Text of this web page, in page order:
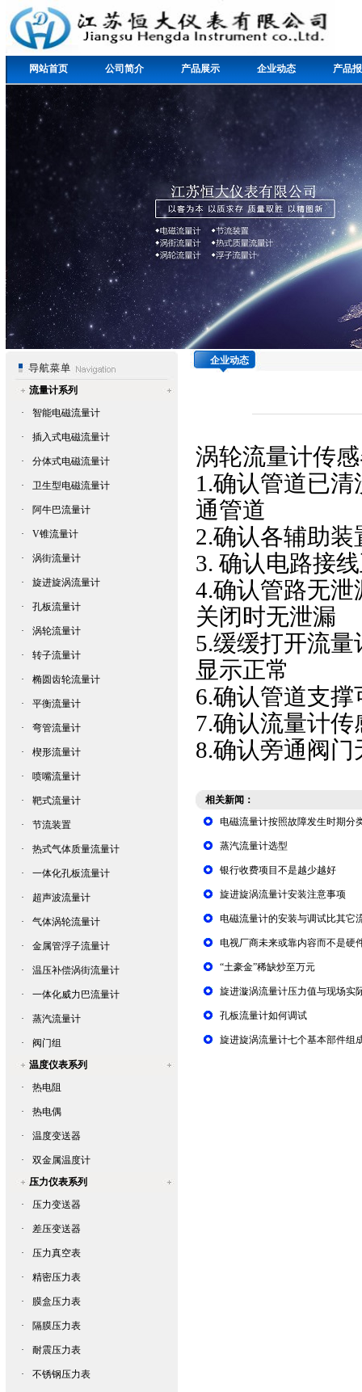
网站首页 公司简介 产品展示 企业动态 产品
流量计系列
·
智能电磁流量计
· 插入式电磁流量计
· 分体式电磁流量计
· 卫生型电磁流量计
· 阿牛巴流量计
· V锥流量计
· 涡街流量计
· 旋进旋涡流量计
· 孔板流量计
· 涡轮流量计
· 转子流量计
· 椭圆齿轮流量计
· 平衡流量计
· 弯管流量计
· 楔形流量计
· 喷嘴流量计
· 靶式流量计
· 节流装置
· 热式气体质量流量计
· 一体化孔板流量计
· 超声波流量计
· 气体涡轮流量计
· 金属管浮子流量计
· 温压补偿涡街流量计
· 一体化威力巴流量计
· 蒸汽流量计
·
阀门组
温度仪表系列
·
热电阻
· 热电偶
· 温度变送器
·
双金属温度计
压力仪表系列
·
压力变送器
· 差压变送器
· 压力真空表
· 精密压力表
· 膜盒压力表
· 隔膜压力表
· 耐震压力表
· 不锈钢压力表
企业动态
涡轮流量计传
1.确认管道已
通管道
2.确认各辅助
3. 确认电路接
4.确认管路无
关闭时无泄漏
5.缓缓打开流
显示正常
6.确认管道支
7.确认流量计
8.确认旁通阀门
相关新闻：
电磁流量计按照故障发生时期分
蒸汽流量计选型
银行收费项目不是越少越好
旋进旋涡流量计安装注意事项
电磁流量计的安装与调试比其它
电视厂商未来或靠内容而不是硬
“土豪金”稀缺炒至万元
旋进漩涡流量计压力值与现场实
孔板流量计如何调试
旋进旋涡流量计七个基本部件组